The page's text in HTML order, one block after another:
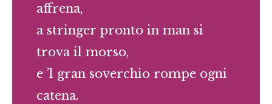
affrena,
a stringer pronto in man si
trova il morso,
e ’l gran soverchio rompe ogni
catena.